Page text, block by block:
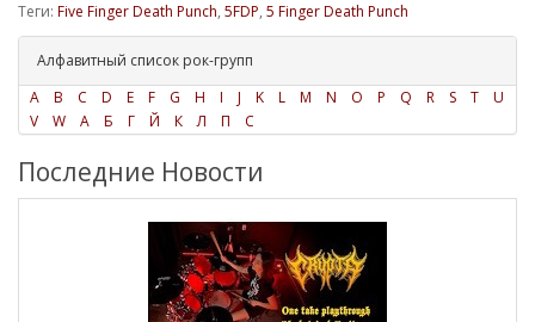
Теги: Five Finger Death Punch, 5FDP, 5 Finger Death Punch
Алфавитный список рок-групп
A
B C D E F G H I J K L M N O P Q R S T
U
V
W А Б Г Й К Л П С
Последние Новости